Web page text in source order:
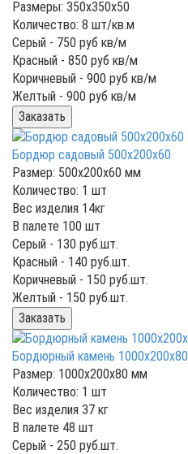
Размеры: 350x350x50
Количество: 8 шт/кв.м
Серый - 750 руб кв/м
Красный - 850 руб кв/м
Коричневый - 900 руб кв/м
Желтый - 900 руб кв/м
Заказать
Бордюр садовый 500x200x60
Размер: 500x200x60 мм
Количество: 1 шт
Вес изделия 14кг
В палете 100 шт
Серый - 130 руб.шт.
Красный - 140 руб.шт.
Коричневый - 150 руб.шт.
Желтый - 150 руб.шт.
Заказать
Бордюрный камень 1000x200x80
Размер: 1000x200x80 мм
Количество: 1 шт
Вес изделия 37 кг
В палете 48 шт
Серый - 250 руб.шт.